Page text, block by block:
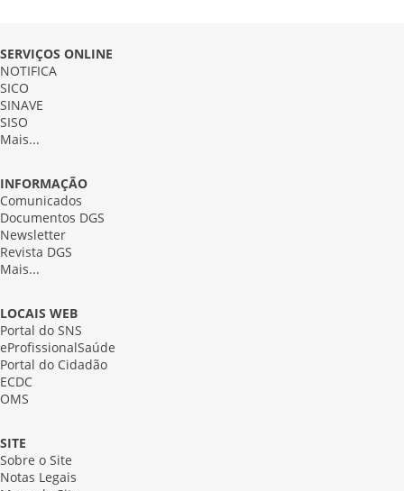
SERVIÇOS ONLINE
NOTIFICA
SICO
SINAVE
SISO
Mais...
INFORMAÇÃO
Comunicados
Documentos DGS
Newsletter
Revista DGS
Mais...
LOCAIS WEB
Portal do SNS
eProfissionalSaúde
Portal do Cidadão
ECDC
OMS
SITE
Sobre o Site
Notas Legais